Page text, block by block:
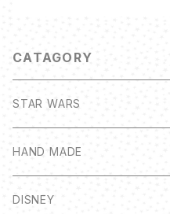
CATAGORY
STAR WARS
HAND MADE
DISNEY